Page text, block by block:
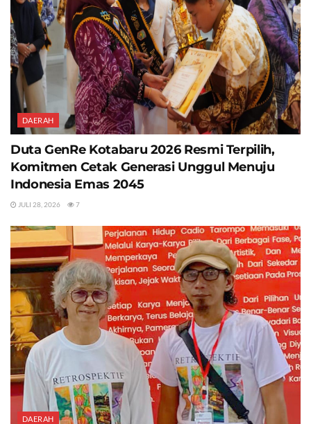
DAERAH
Duta GenRe Kotabaru 2026 Resmi Terpilih,
Komitmen Cetak Generasi Unggul Menuju
Indonesia Emas 2045
JULI 28, 2026 7
DAERAH